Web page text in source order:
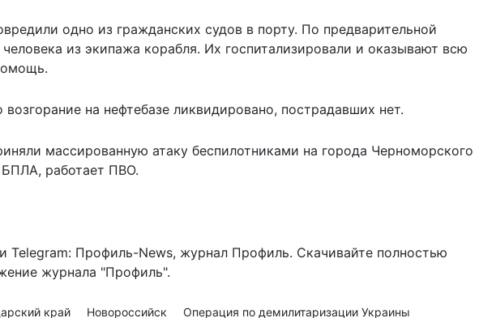
одно из гражданских судов в порту. По предварительной
из экипажа корабля. Их госпитализировали и оказывают всю
на нефтебазе ликвидировано, пострадавших нет.
массированную атаку беспилотниками на города Черноморского
БПЛА, работает ПВО.
и Telegram: Профиль-News, журнал Профиль. Скачивайте полностью
журнала "Профиль".
край Новороссийск Операция по демилитаризации Украины